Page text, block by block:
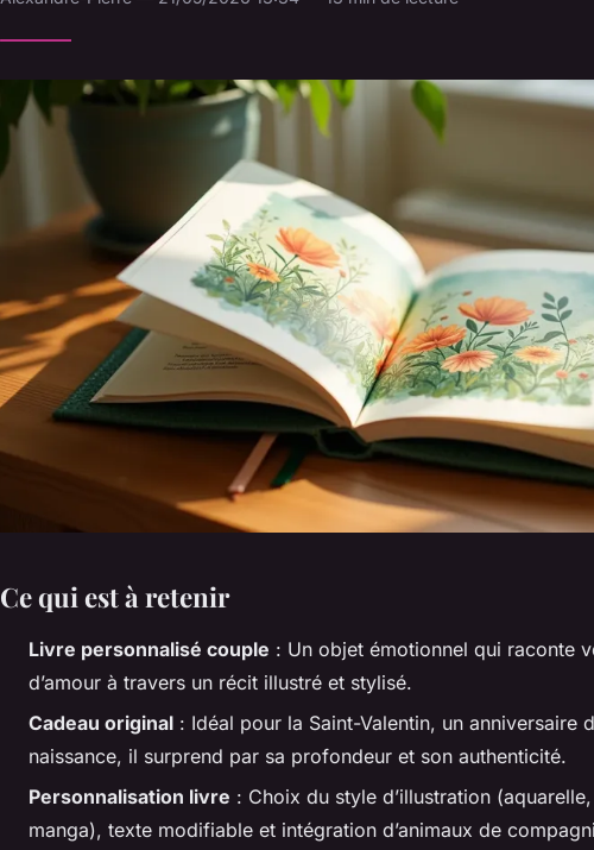
Ce qui est à retenir
Livre personnalisé couple : Un objet émotionnel qui raconte
d’amour à travers un récit illustré et stylisé.
Cadeau original : Idéal pour la Saint-Valentin, un anniversaire
naissance, il surprend par sa profondeur et son authenticité.
Personnalisation livre : Choix du style d’illustration
manga), texte modifiable et intégration d’animaux de